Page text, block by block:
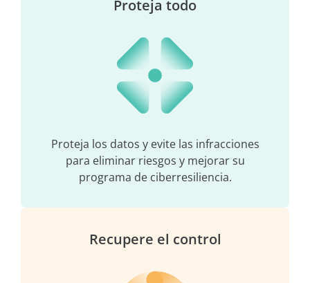
Proteja todo
Proteja los datos y evite las infracciones
para eliminar riesgos y mejorar su
programa de ciberresiliencia.
Recupere el control